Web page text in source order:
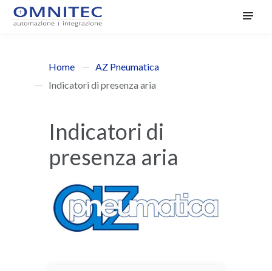
Home
AZ Pneumatica
Indicatori di presenza aria
Indicatori di
presenza aria